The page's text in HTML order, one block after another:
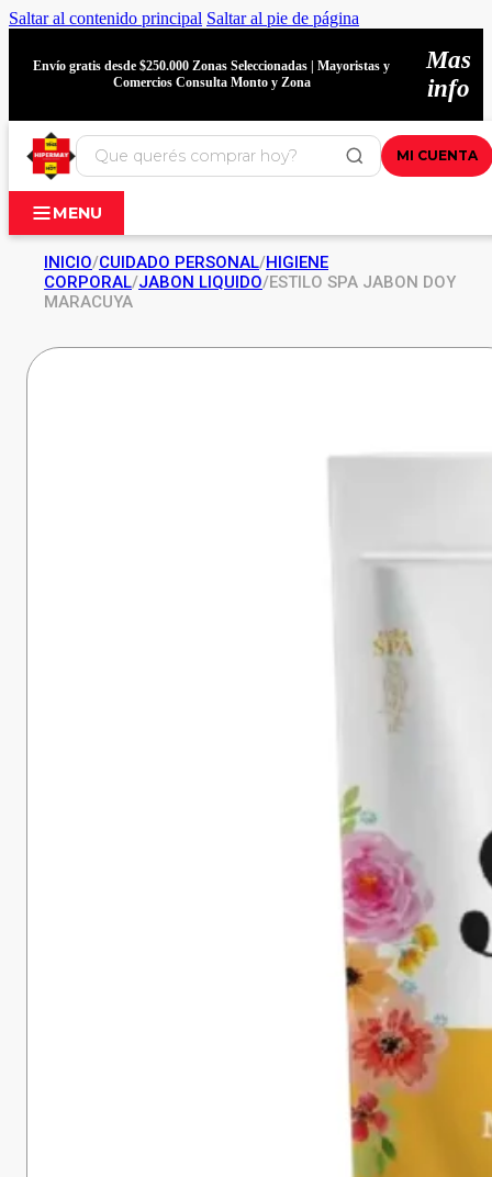
Saltar al contenido principal Saltar al pie de página
Envío gratis desde $250.000 Zonas Seleccionadas | Mayoristas y
Comercios Consulta Monto y Zona
Mas
info
MI CUENTA
MENU
INICIO/CUIDADO PERSONAL/HIGIENE
CORPORAL/JABON LIQUIDO/ESTILO SPA JABON DOY
MARACUYA